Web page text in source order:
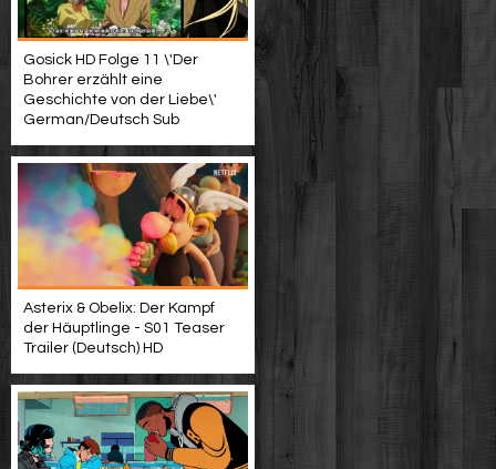
Gosick HD Folge 11 \'Der
Bohrer erzählt eine
Geschichte von der Liebe\'
German/Deutsch Sub
Asterix & Obelix: Der Kampf
der Häuptlinge - S01 Teaser
Trailer (Deutsch) HD